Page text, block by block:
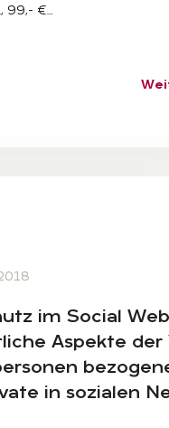
99,- €…
im So­ci­al
As­pek­te der
in so­zia­len